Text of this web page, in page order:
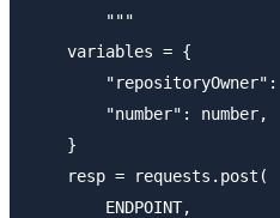
        """
    variables = {
        "number": number,
    }
    resp = requests.post(
        ENDPOINT,